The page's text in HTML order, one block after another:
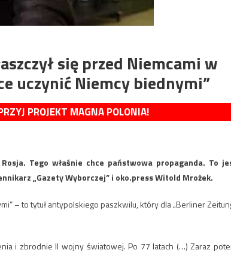
się przed Niemcami w
uczynić Niemcy biednymi”
PROJEKT MAGNA POLONIA!
Tego właśnie chce państwowa propaganda. To
„Gazety Wyborczej” i oko.press Witold Mrożek.
– to tytuł antypolskiego paszkwilu, który dla „Berliner
i zbrodnie II wojny światowej. Po 77 latach (…) Zaraz